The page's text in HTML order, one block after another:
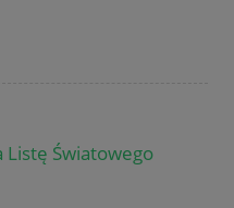
Listę Światowego